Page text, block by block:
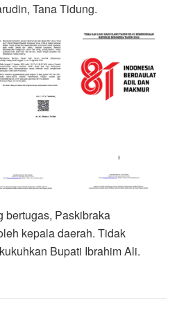
Tana Tidung.
bertugas, Paskibraka
kepala daerah. Tidak
Bupati Ibrahim Ali.